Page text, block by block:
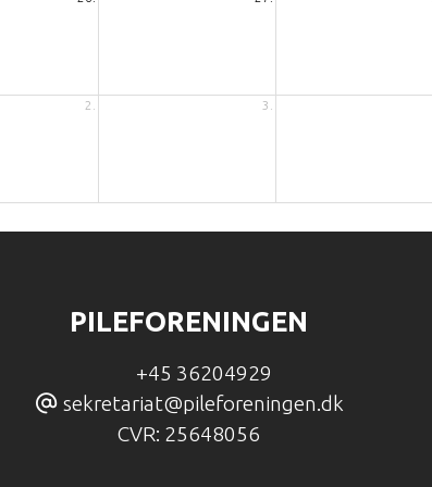
Pilebladet
2. 3.
PILEFORENINGEN
+45 36204929
sekretariat@pileforeningen.dk
CVR: 25648056